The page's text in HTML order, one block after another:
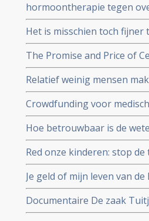
hormoontherapie tegen
werd gedacht. Blijkt uit
Het is misschien toch fijner
ging aan longkanker maar
The Promise and Price of
stamceltransplantatie naar
Relatief weinig mensen
dat dit ook vergoed wordt,
Crowdfunding voor
en oncologen maken zich
Hoe betrouwbaar is de
en Job de Vrieze bekijkt
Red onze kinderen: stop
door roken kanker kreeg
beschermen.
Je geld of mijn leven van
patienten die alleen in het
Documentaire De zaak
en hun kinderen in conflict